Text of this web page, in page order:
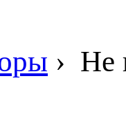
› Не